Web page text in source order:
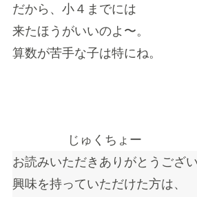
だから、小４までには
来たほうがいいのよ〜。
算数が苦手な子は特にね。
じゅくちょー
お読みいただきありがとうござい
興味を持っていただけた方は、